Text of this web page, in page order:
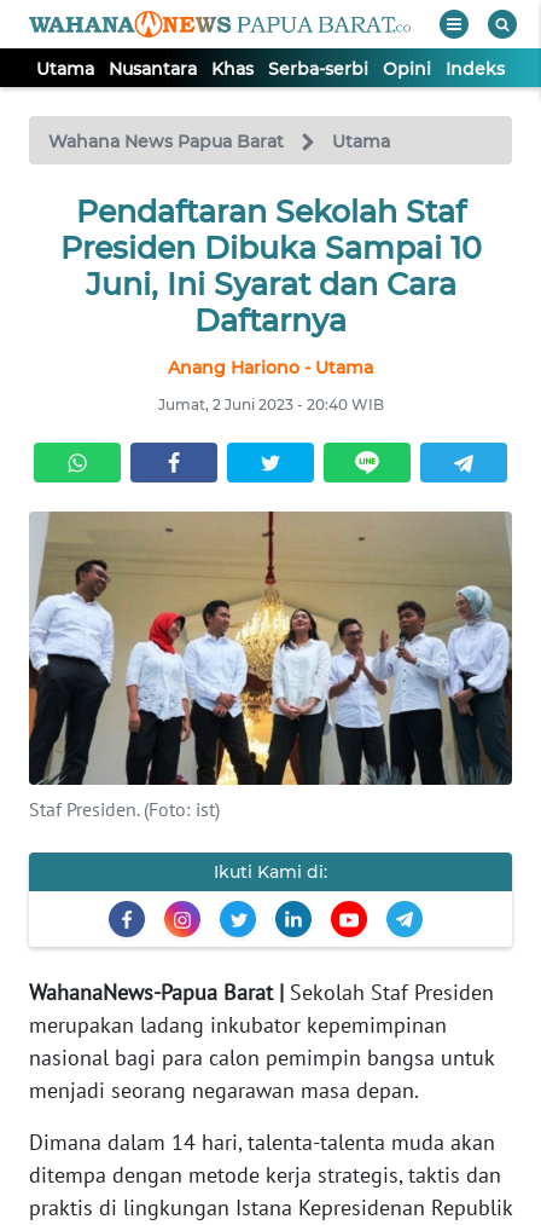
Utama Nusantara Khas Serba-serbi Opini Indeks
Wahana News Papua Barat Utama
Pendaftaran Sekolah Staf
Presiden Dibuka Sampai 10
Juni, Ini Syarat dan Cara
Daftarnya
Anang Hariono - Utama
Jumat, 2 Juni 2023 - 20:40 WIB
Staf Presiden. (Foto: ist)
Ikuti Kami di:
WahanaNews-Papua Barat | Sekolah Staf Presiden
merupakan ladang inkubator kepemimpinan
nasional bagi para calon pemimpin bangsa untuk
menjadi seorang negarawan masa depan.
Dimana dalam 14 hari, talenta-talenta muda akan
ditempa dengan metode kerja strategis, taktis dan
praktis di lingkungan Istana Kepresidenan Republik
TV
Tutup
UTAMA
NUSANTARA
SERBI
OPINI
Informasi
INDEKS
BERITA
KONTAK
KAMI
INFO
TENTANG
PEDOMAN
MEDIA
SIBER
REDAKSI